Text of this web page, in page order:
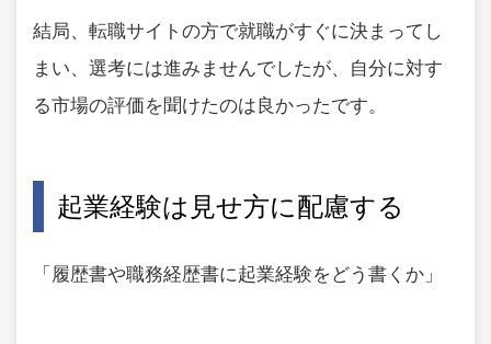
結局、転職サイトの方で就職がすぐに決まってし
まい、選考には進みませんでしたが、自分に対す
る市場の評価を聞けたのは良かったです。
起業経験は見せ方に配慮する
「履歴書や職務経歴書に起業経験をどう書くか」